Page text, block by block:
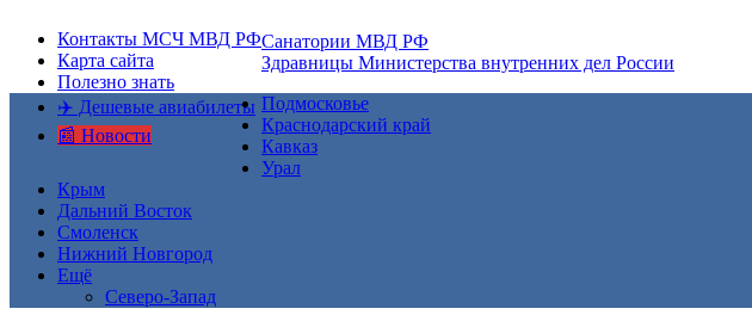
Контакты МСЧ МВД РФ
Карта сайта
Полезно знать
✈️ Дешевые авиабилеты
📰 Новости
Санатории МВД РФ
Здравницы Министерства внутренних дел России
Подмосковье
Краснодарский край
Кавказ
Урал
Крым
Дальний Восток
Смоленск
Нижний Новгород
Ещё
Северо-Запад